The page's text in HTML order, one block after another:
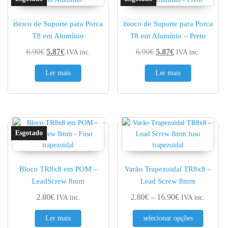
Bloco de Suporte para Porca
T8 em Alumínio
6.90€ O preço original era: 6.90€.
5.87€O preço atual é: 5.87€.
IVA inc.
Ler mais
Bloco de Suporte para Porca
T8 em Alumínio – Preto
6.90€ O preço original era:
5.87€O preço atual
IVA inc.
Ler mais
Bloco TR8x8 em POM –
LeadScrew 8mm
2.80€ IVA inc.
Ler mais
Varão Trapezoidal TR8x8 –
Lead Screw 8mm
2.80€ – 16.90€Price range:
IVA inc.
selecionar opções
This